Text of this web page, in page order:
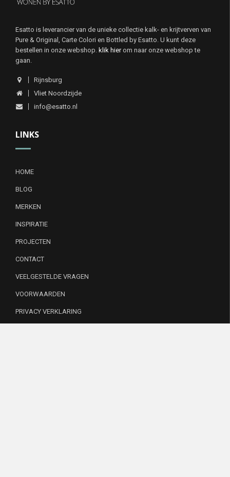
Esatto is leverancier van de unieke collectie kalk- en krijtverven van
Pure & Original, Carte Colori en Bottled by Esatto. U kunt deze
bestellen in onze webshop. klik hierom naar onze webshop te
gaan.
Rijnsburg
Vliet Noordzijde
info@esatto.nl
LINKS
HOME
BLOG
MERKEN
INSPIRATIE
PROJECTEN
CONTACT
VEELGESTELDE VRAGEN
VOORWAARDEN
PRIVACY VERKLARING